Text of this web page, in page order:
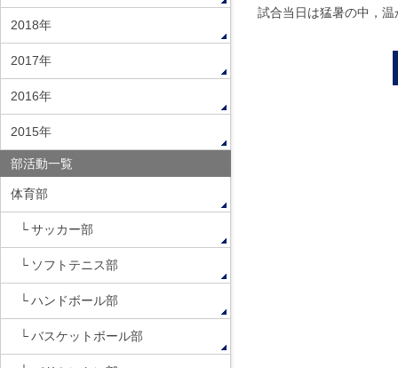
試合当日は猛暑の中，
2018年
2017年
2016年
2015年
部活動一覧
体育部
サッカー部
ソフトテニス部
ハンドボール部
バスケットボール部